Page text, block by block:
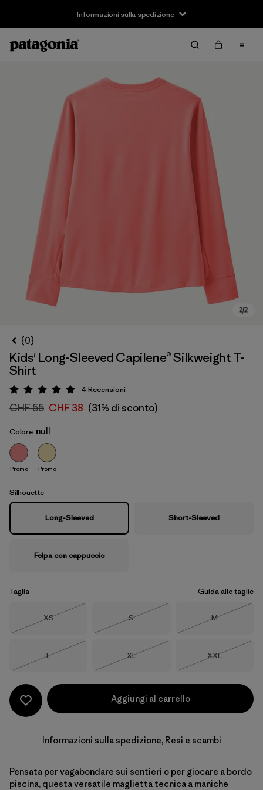
Informazioni sulla spedizione
{0}
Kids' Long-Sleeved Capilene® Silkweight T-
Shirt
Valutazione: 5 / 5
4Recensioni
CHF 55 CHF 38 (31% di sconto)
Colore null
Promo Promo
Silhouette
Long-Sleeved Short-Sleeved
Felpa con cappuccio
Taglia Guida alle taglie
Taglia
XS
Taglia
S
Taglia
M
Taglia
L
Taglia
XL
Taglia
XXL
Aggiungi al carrello
Informazioni sulla spedizione, Resi e scambi
Pensata per vagabondare sui sentieri o per giocare a bordo
piscina, questa versatile maglietta tecnica a maniche